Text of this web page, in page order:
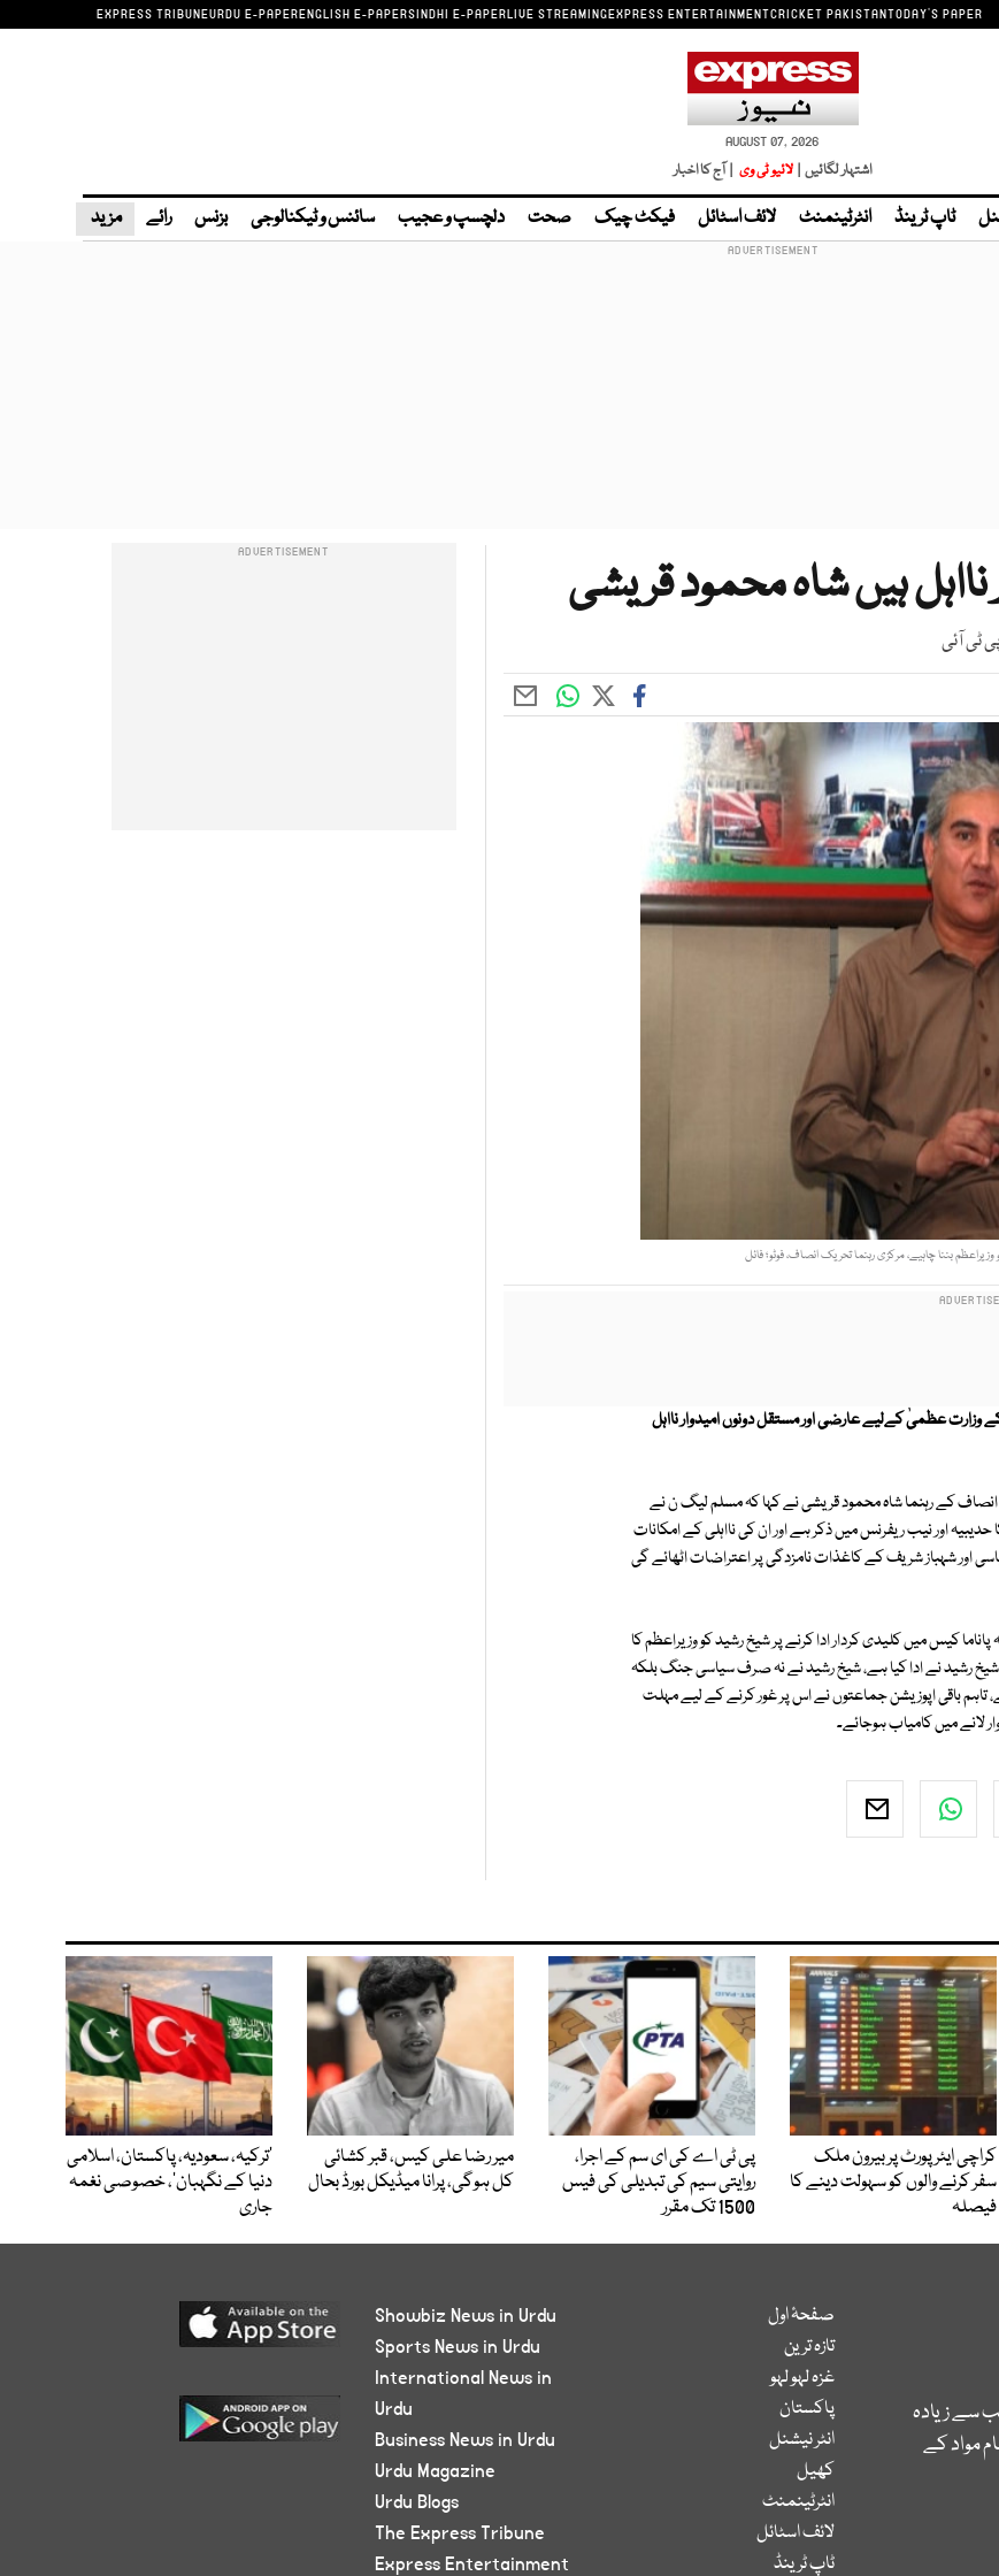
EXPRESS TRIBUNEURDU E-PAPERENGLISH E-PAPERSINDHI E-PAPERLIVE STREAMINGEXPRESS ENTERTAINMENTCRICKET PAKISTANTODAY'S PAPER
AUGUST 07, 2026
اشتہار لگائیں | لائیو ٹی وی | آج کا اخبار
ٹاپ ٹرینڈ انٹرٹینمنٹ لائف اسٹائل فیکٹ چیک صحت دلچسپ و عجیب سائنس و ٹیکنالوجی بزنس رائے مزید
ہیں شاہ محمود قریشی
ٹی آئی
بننا چاہیے، مرکزی رہنما تحریک انصاف، فوٹو؛ فائل
عظمیٰ کےلیے عارضی اور مستقل دونوں امیدوار نااہل
کے رہنما شاہ محمود قریشی نے کہا کہ مسلم لیگ ن نے
اور نیب ریفرنس میں ذکر ہے اور ان کی نااہلی کے امکانات
اور شہباز شریف کے کاغذات نامزدگی پر اعتراضات اٹھائے گی
کیس میں کلیدی کردار ادا کرنے پر شیخ رشید کو وزیراعظم کا
شیخ رشید نے ادا کیا ہے، شیخ رشید نے نہ صرف سیاسی جنگ بلکہ
تاہم باقی اپوزیشن جماعتوں نے اس پر غور کرنے کے لیے مہلت
لانے میں کامیاب ہوجائے۔
کراچی ایئرپورٹ پر بیرون ملک
سفر کرنے والوں کو سہولت دینے کا
فیصلہ
پی ٹی اے کی ای سم کے اجرا،
روایتی سیم کی تبدیلی کی فیس
1500 تک مقرر
میر رضا علی کیس، قبر کشائی
کل ہوگی، پرانا میڈیکل بورڈ بحال
‘ترکیہ، سعودیہ، پاکستان، اسلامی
دنیا کے نگہبان’، خصوصی نغمہ
جاری
سے زیادہ
مواد کے
صفحۂ اول
تازہ ترین
غزہ لہو لہو
پاکستان
انٹر نیشنل
کھیل
انٹرٹینمنٹ
لائف اسٹائل
ٹاپ ٹرینڈ
Showbiz News in Urdu
Sports News in Urdu
International News in
Urdu
Business News in Urdu
Urdu Magazine
Urdu Blogs
The Express Tribune
Express Entertainment